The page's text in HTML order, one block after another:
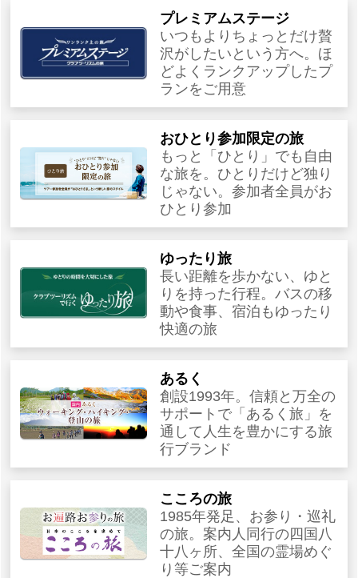
プレミアムステージ
いつもよりちょっとだけ贅
沢がしたいという方へ。ほ
どよくランクアップしたプ
ランをご用意
おひとり参加限定の旅
もっと「ひとり」でも自由
な旅を。ひとりだけど独り
じゃない。参加者全員がお
ひとり参加
ゆったり旅
長い距離を歩かない、ゆと
りを持った行程。バスの移
動や食事、宿泊もゆったり
快適の旅
あるく
創設1993年。信頼と万全の
サポートで「あるく旅」を
通して人生を豊かにする旅
行ブランド
こころの旅
1985年発足、お参り・巡礼
の旅。案内人同行の四国八
十八ヶ所、全国の霊場めぐ
り等ご案内